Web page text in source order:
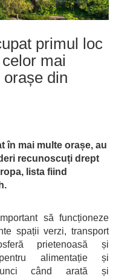
primul loc
mai
din
în mai multe orașe, au
recunoscuți drept
lista fiind
să funcționeze
spații verzi, transport
prietenoasă și
alimentație și
când arată și